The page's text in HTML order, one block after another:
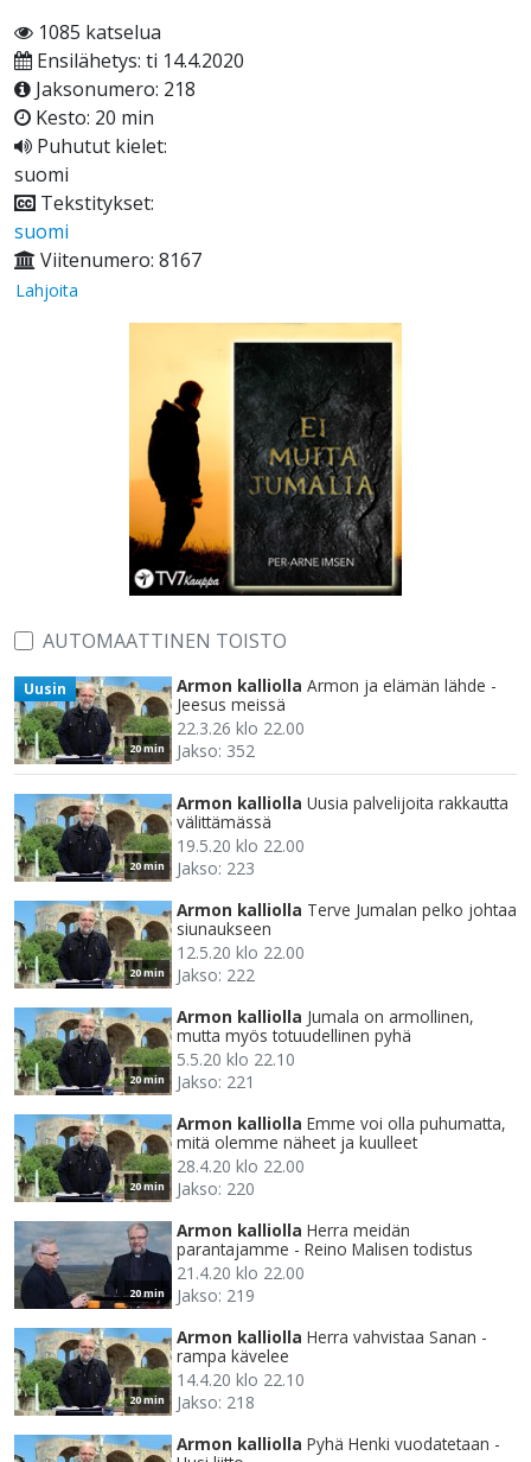
1085 katselua
Ensilähetys: ti 14.4.2020
Jaksonumero: 218
Kesto: 20 min
Puhutut kielet:
suomi
Tekstitykset:
suomi
Viitenumero: 8167
Lahjoita
AUTOMAATTINEN TOISTO
20 min
Uusin Armon kalliolla Armon ja elämän lähde -
Jeesus meissä
22.3.26 klo 22.00
Jakso: 352
20 min
Armon kalliolla Uusia palvelijoita rakkautta
välittämässä
19.5.20 klo 22.00
Jakso: 223
20 min
Armon kalliolla Terve Jumalan pelko johtaa
siunaukseen
12.5.20 klo 22.00
Jakso: 222
20 min
Armon kalliolla Jumala on armollinen,
mutta myös totuudellinen pyhä
5.5.20 klo 22.10
Jakso: 221
20 min
Armon kalliolla Emme voi olla puhumatta,
mitä olemme näheet ja kuulleet
28.4.20 klo 22.00
Jakso: 220
20 min
Armon kalliolla Herra meidän
parantajamme - Reino Malisen todistus
21.4.20 klo 22.00
Jakso: 219
20 min
Armon kalliolla Herra vahvistaa Sanan -
rampa kävelee
14.4.20 klo 22.10
Jakso: 218
Armon kalliolla Pyhä Henki vuodatetaan -